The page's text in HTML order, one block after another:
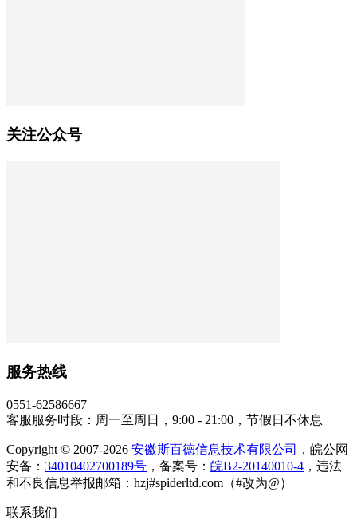
关注公众号
服务热线
0551-62586667
客服服务时段：周一至周日，9:00 - 21:00，节假日不休息
Copyright © 2007-2026 安徽斯百德信息技术有限公司
，皖公网
安备： 34010402700189号 ，备案号： 皖B2-20140010-4 ，违法
和不良信息举报邮箱：hzj#spiderltd.com（#改为@）
联系我们